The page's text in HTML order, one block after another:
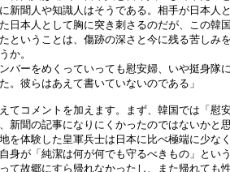
新聞人や知識人はそうである。相手が日本人
日本人として胸に突き刺さるのだが、この韓
ということは、傷跡の深さと今に残る苦しみ
か。
ーをめくっていっても慰安婦、いや挺身隊
。彼らはあえて書いていないのである」
コメントを加えます。まず、韓国では「慰
新聞の記事になりにくかったのではないかと
を体験した皇軍兵士は日本に比べ極端に少な
身が「純潔は何が何でも守るべきもの」とい
て故郷にすら帰れなかったし、また帰れても